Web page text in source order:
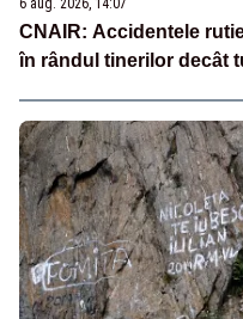
6 aug. 2026, 14:07
CNAIR: Accidentele
în rândul tinerilor decât